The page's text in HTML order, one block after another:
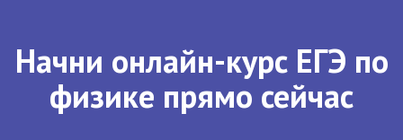
Начни онлайн-курс ЕГЭ по
физике прямо сейчас